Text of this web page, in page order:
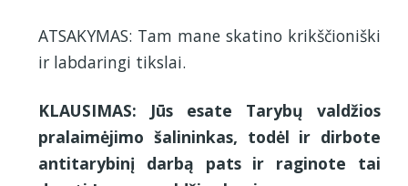
ATSAKYMAS: Tam mane skatino krikščioniški
ir labdaringi tikslai.
KLAUSIMAS: Jūs esate Tarybų valdžios
pralaimėjimo šalininkas, todėl ir dirbote
antitarybinį darbą pats ir raginote tai